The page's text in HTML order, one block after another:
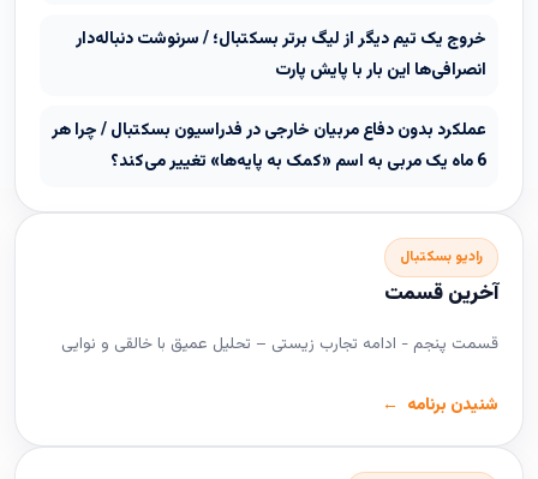
خروج یک تیم دیگر از لیگ برتر بسکتبال؛ / سرنوشت دنباله‌دار
انصرافی‌ها این بار با پایش پارت
عملکرد بدون دفاع مربیان خارجی در فدراسیون بسکتبال / چرا هر
6 ماه یک مربی به اسم «کمک به پایه‌ها» تغییر می‌کند؟
رادیو بسکتبال
آخرین قسمت
قسمت پنجم - ادامه تجارب زیستی – تحلیل عمیق با خالقی و نوایی
شنیدن برنامه